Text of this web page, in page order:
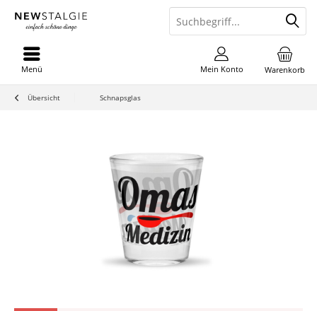
Warenkorb
Mein Konto
Menü
Übersicht Schnapsglas